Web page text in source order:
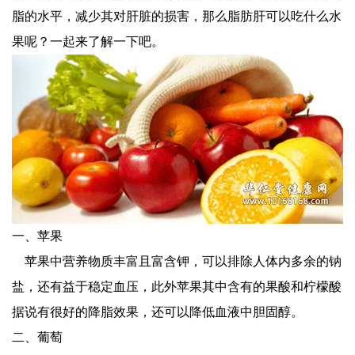
脂的水平，减少其对肝脏的损害，那么脂肪肝可以吃什么水
果呢？一起来了解一下吧。
一、苹果
苹果中营养物质丰富且富含钾，可以排除人体内多余的钠
盐，还有益于稳定血压，此外苹果其中含有的果酸和柠檬酸
据说有很好的降脂效果，还可以降低血液中胆固醇。
二、葡萄